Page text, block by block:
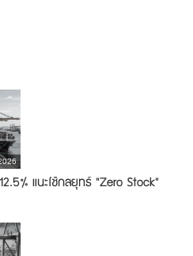
แนะใช้กลยุทธ์ "Zero Stock"